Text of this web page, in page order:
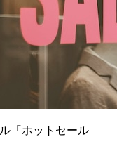
「ホットセール